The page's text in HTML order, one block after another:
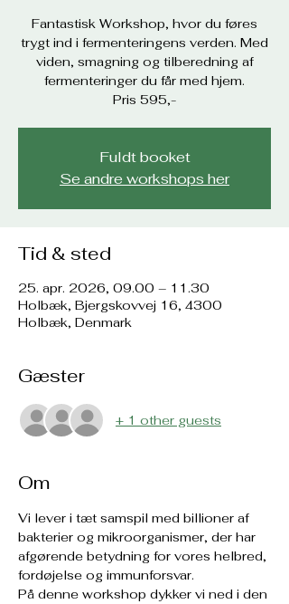
Fantastisk Workshop, hvor du føres
trygt ind i fermenteringens verden. Med
viden, smagning og tilberedning af
fermenteringer du får med hjem.
Pris 595,-
Fuldt booket
Se andre workshops her
Tid & sted
25. apr. 2026, 09.00 – 11.30
Holbæk, Bjergskovvej 16, 4300
Holbæk, Denmark
Gæster
+ 1 other guests
Om
Vi lever i tæt samspil med billioner af
bakterier og mikroorganismer, der har
afgørende betydning for vores helbred,
fordøjelse og immunforsvar.
På denne workshop dykker vi ned i den